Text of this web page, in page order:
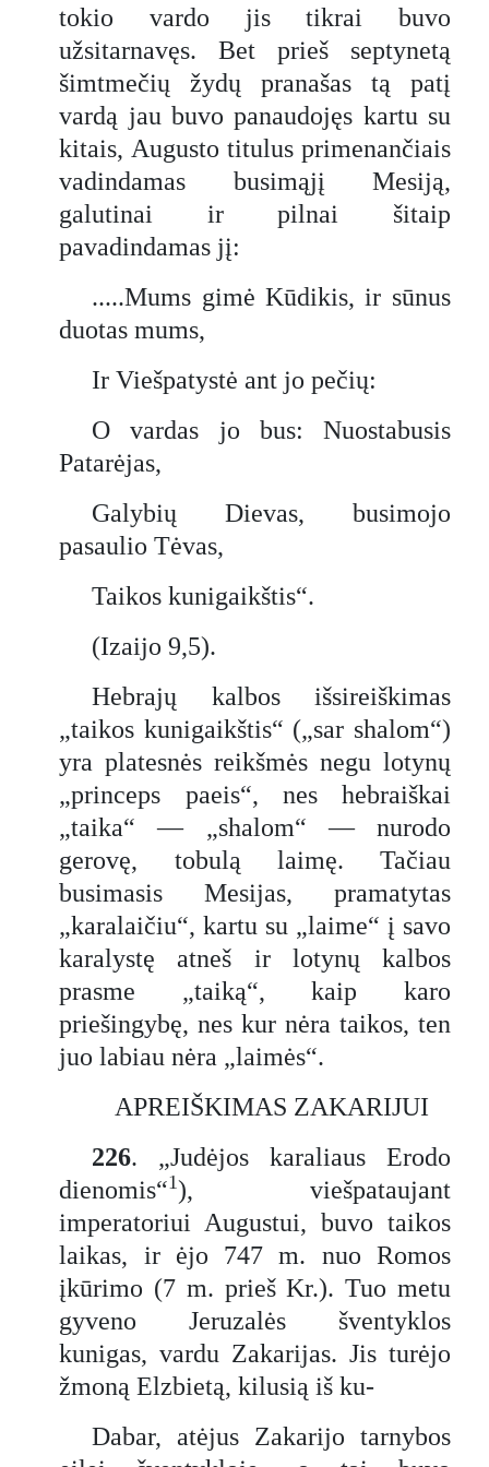
tokio vardo jis tikrai buvo
užsitarnavęs. Bet prieš septynetą
šimtmečių žydų pranašas tą patį
vardą jau buvo panaudojęs kartu su
kitais, Augusto titulus primenančiais
vadindamas busimąjį Mesiją,
galutinai ir pilnai šitaip
pavadindamas jį:
.....Mums gimė Kūdikis, ir sūnus
duotas mums,
Ir Viešpatystė ant jo pečių:
O vardas jo bus: Nuostabusis
Patarėjas,
Galybių Dievas, busimojo
pasaulio Tėvas,
Taikos kunigaikštis“.
(Izaijo 9,5).
Hebrajų kalbos išsireiškimas
„taikos kunigaikštis“ („sar shalom“)
yra platesnės reikšmės negu lotynų
„princeps paeis“, nes hebraiškai
„taika“ — „shalom“ — nurodo
gerovę, tobulą laimę. Tačiau
busimasis Mesijas, pramatytas
„karalaičiu“, kartu su „laime“ į savo
karalystę atneš ir lotynų kalbos
prasme „taiką“, kaip karo
priešingybę, nes kur nėra taikos, ten
juo labiau nėra „laimės“.
APREIŠKIMAS ZAKARIJUI
226. „Judėjos karaliaus Erodo
dienomis“1), viešpataujant
imperatoriui Augustui, buvo taikos
laikas, ir ėjo 747 m. nuo Romos
įkūrimo (7 m. prieš Kr.). Tuo metu
gyveno Jeruzalės šventyklos
kunigas, vardu Zakarijas. Jis turėjo
žmoną Elzbietą, kilusią iš ku-
Dabar, atėjus Zakarijo tarnybos